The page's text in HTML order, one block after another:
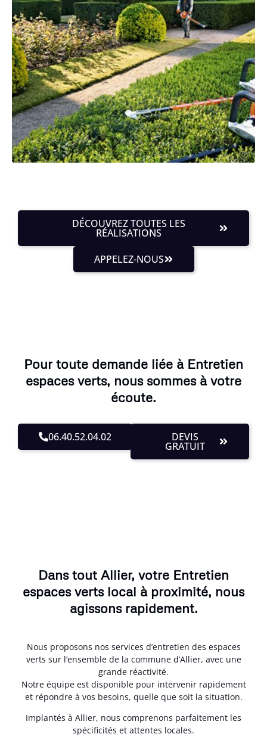
DÉCOUVREZ TOUTES LES
RÉALISATIONS
APPELEZ-NOUS
Pour toute demande liée à Entretien
espaces verts, nous sommes à votre
écoute.
06.40.52.04.02 DEVIS
GRATUIT
Dans tout Allier, votre Entretien
espaces verts local à proximité, nous
agissons rapidement.
Nous proposons nos services d’entretien des espaces
verts sur l’ensemble de la commune d’Allier, avec une
grande réactivité.
Notre équipe est disponible pour intervenir rapidement
et répondre à vos besoins, quelle que soit la situation.
Implantés à Allier, nous comprenons parfaitement les
spécificités et attentes locales.